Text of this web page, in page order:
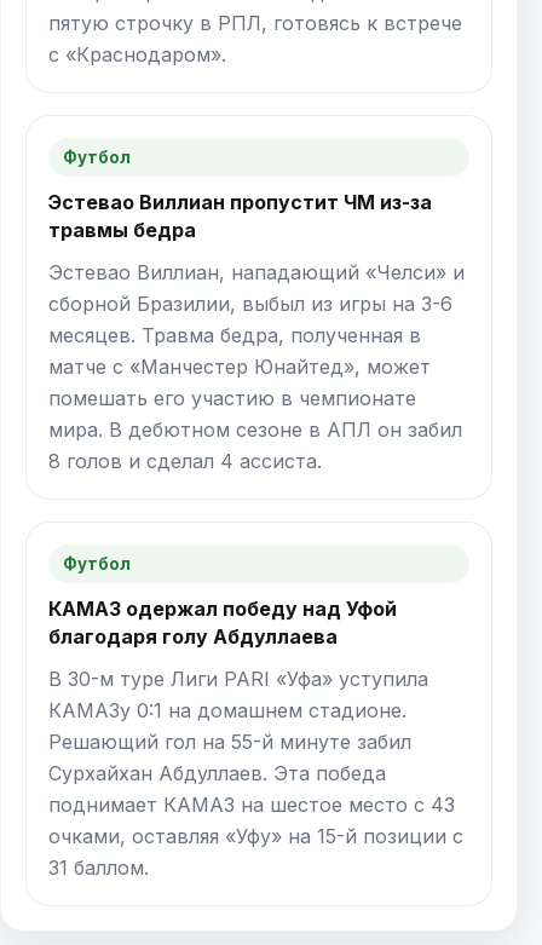
пятую строчку в РПЛ, готовясь к встрече
с «Краснодаром».
Футбол
Эстевао Виллиан пропустит ЧМ из-за
травмы бедра
Эстевао Виллиан, нападающий «Челси» и
сборной Бразилии, выбыл из игры на 3-6
месяцев. Травма бедра, полученная в
матче с «Манчестер Юнайтед», может
помешать его участию в чемпионате
мира. В дебютном сезоне в АПЛ он забил
8 голов и сделал 4 ассиста.
Футбол
КАМАЗ одержал победу над Уфой
благодаря голу Абдуллаева
В 30-м туре Лиги PARI «Уфа» уступила
КАМАЗу 0:1 на домашнем стадионе.
Решающий гол на 55-й минуте забил
Сурхайхан Абдуллаев. Эта победа
поднимает КАМАЗ на шестое место с 43
очками, оставляя «Уфу» на 15-й позиции с
31 баллом.